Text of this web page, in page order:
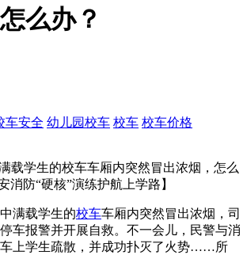
么办？
车安全 幼儿园校车 校车 校车价格
载学生的校车车厢内突然冒出浓烟，怎么
消防“硬核”演练护航上学路】
满载学生的校车车厢内突然冒出浓烟，司
车报警并开展自救。不一会儿，民警与消
车上学生疏散，并成功扑灭了火势……所